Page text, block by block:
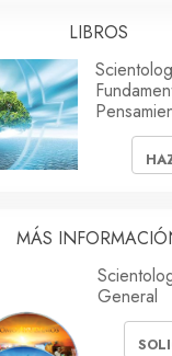
LIBROS
MÁS
General